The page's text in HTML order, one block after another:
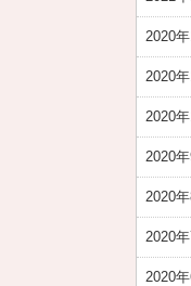
2020年
2020年
2020年
2020年
2020年
2020年
2020年